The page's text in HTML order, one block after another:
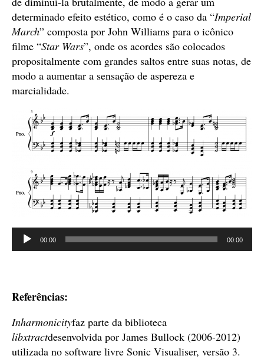
determinado efeito estético, como é o caso da “Imperial
March” composta por John Williams para o icônico
filme “Star Wars”, onde os acordes são colocados
propositalmente com grandes saltos entre suas notas, de
modo a aumentar a sensação de aspereza e
marcialidade.
Tocador
de
00:00 00:00
Referências:
Inharmonicityfaz parte da biblioteca
libxtractdesenvolvida por James Bullock (2006-2012)
utilizada no software livre Sonic Visualiser, versão 3.